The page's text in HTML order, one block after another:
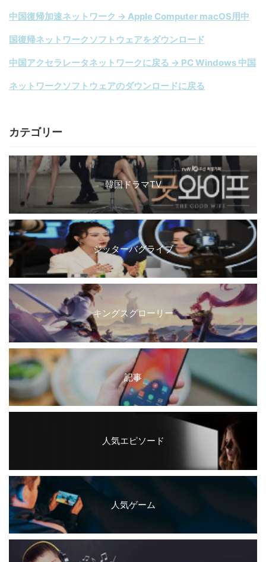
中国復帰加速ネットワーク → Apple Computer macOS用中
国復帰ネットワークソフトウェアをダウンロード
中国アクセラレータネットワークに戻る → PC Windows 中国
ネットワークソフトウェアのダウンロードに戻る
カテゴリー
韓国ドラマTV
ジッターバグライブ
キングスグローリー
記事
人気エピソード
人気ゲーム